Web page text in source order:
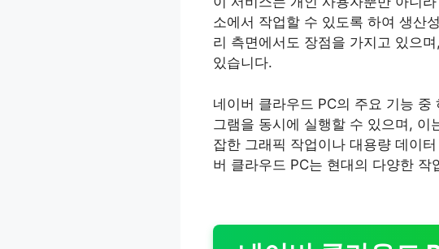
소에서 작업할 수 있도록 하여 생산
리 측면에서도 장점을 가지고 있으
있습니다.
네이버 클라우드 PC의 주요 기능 중
그램을 동시에 실행할 수 있으며,
잡한 그래픽 작업이나 대용량 데이
버 클라우드 PC는 현대의 다양한